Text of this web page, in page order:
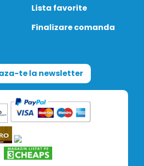
Lista favorite
Finalizare comanda
te la newsletter